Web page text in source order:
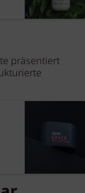
präsentiert